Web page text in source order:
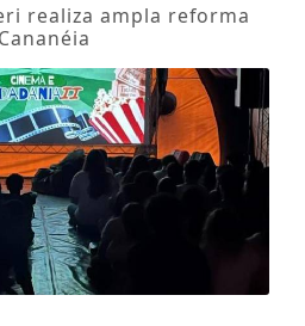
realiza ampla reforma